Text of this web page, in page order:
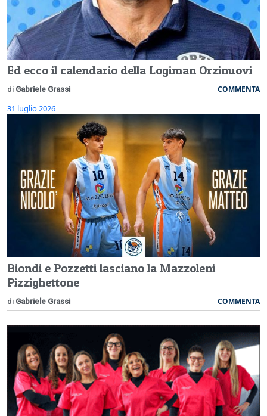
Ed ecco il calendario della Logiman Orzinuovi
di Gabriele Grassi COMMENTA
31 luglio 2026
Biondi e Pozzetti lasciano la Mazzoleni
Pizzighettone
di Gabriele Grassi COMMENTA